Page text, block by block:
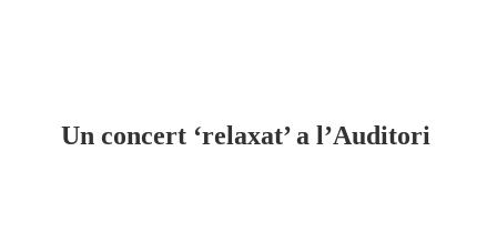
Un concert ‘relaxat’ a l’Auditori